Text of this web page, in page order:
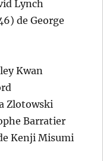
Lynch
de George
Kwan
Zlotowski
Barratier
Kenji Misumi